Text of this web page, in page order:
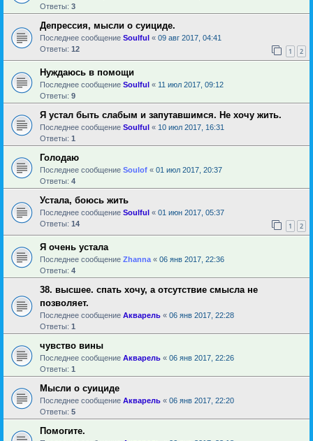
Ответы: 3
Депрессия, мысли о суициде.
Последнее сообщение Soulful « 09 авг 2017, 04:41
Ответы: 12 1 2
Нуждаюсь в помощи
Последнее сообщение Soulful « 11 июл 2017, 09:12
Ответы: 9
Я устал быть слабым и запутавшимся. Не хочу жить.
Последнее сообщение Soulful « 10 июл 2017, 16:31
Ответы: 1
Голодаю
Последнее сообщение Soulof « 01 июл 2017, 20:37
Ответы: 4
Устала, боюсь жить
Последнее сообщение Soulful « 01 июн 2017, 05:37
Ответы: 14 1 2
Я очень устала
Последнее сообщение Zhanna « 06 янв 2017, 22:36
Ответы: 4
38. высшее. спать хочу, а отсутствие смысла не
позволяет.
Последнее сообщение Акварель « 06 янв 2017, 22:28
Ответы: 1
чувство вины
Последнее сообщение Акварель « 06 янв 2017, 22:26
Ответы: 1
Мысли о суициде
Последнее сообщение Акварель « 06 янв 2017, 22:20
Ответы: 5
Помогите.